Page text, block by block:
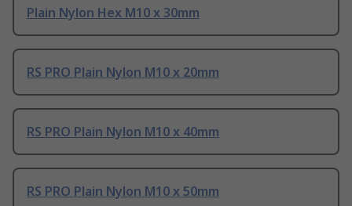
Plain Nylon Hex M10 x 30mm
RS PRO Plain Nylon M10 x 20mm
RS PRO Plain Nylon M10 x 40mm
RS PRO Plain Nylon M10 x 50mm